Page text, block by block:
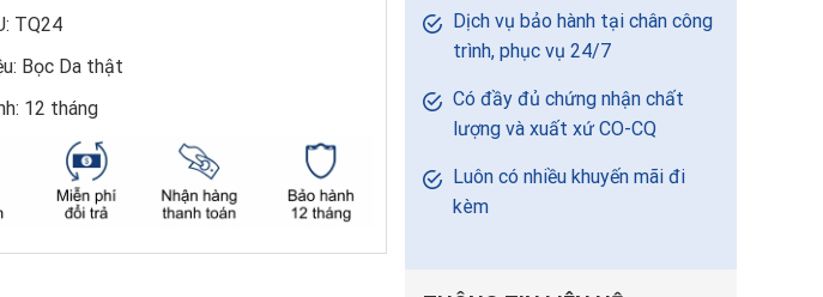
TQ24
Bọc Da thật
12 tháng
Dịch vụ bảo hành tại chân công
trình, phục vụ 24/7
Có đầy đủ chứng nhận chất
lượng và xuất xứ CO-CQ
Luôn có nhiều khuyến mãi đi
kèm